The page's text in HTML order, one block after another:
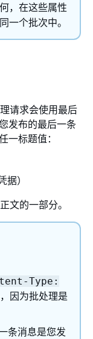
，在这些属性
一个批次中。
请求会使用最后
发布的最后一条
一标题值：
）
文的一部分。
Type:
因为批处理是
条消息是您发